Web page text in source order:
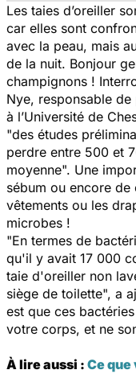
Les taies d’oreiller
car elles sont
avec la peau, mais
de la nuit. Bonjour
champignons !
Nye, responsable
à l’Université de
"des études
perdre entre 500 et
moyenne". Une
sébum ou encore
vêtements ou les
microbes !
"En termes de
qu'il y avait 17 000
taie d'oreiller non
siège de toilette", a
est que ces
votre corps, et ne
À lire aussi : Ce que